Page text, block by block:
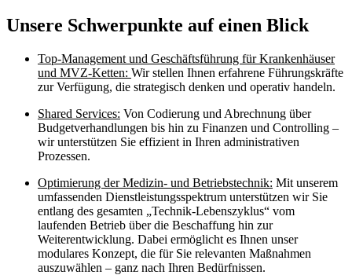
Unsere Schwerpunkte auf einen Blick
Top-Management und Geschäftsführung für Krankenhäuser
und MVZ-Ketten: Wir stellen Ihnen erfahrene Führungskräfte
zur Verfügung, die strategisch denken und operativ handeln.
Shared Services: Von Codierung und Abrechnung über
Budgetverhandlungen bis hin zu Finanzen und Controlling –
wir unterstützen Sie effizient in Ihren administrativen
Prozessen.
Optimierung der Medizin- und Betriebstechnik: Mit unserem
umfassenden Dienstleistungsspektrum unterstützen wir Sie
entlang des gesamten „Technik-Lebenszyklus“ vom
laufenden Betrieb über die Beschaffung hin zur
Weiterentwicklung. Dabei ermöglicht es Ihnen unser
modulares Konzept, die für Sie relevanten Maßnahmen
auszuwählen – ganz nach Ihren Bedürfnissen.